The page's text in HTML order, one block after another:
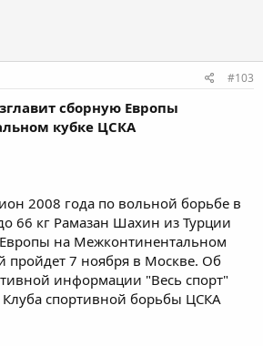
#103
сборную Европы
кубке ЦСКА
2008 года по вольной борьбе в
66 кг Рамазан Шахин из Турции
на Межконтинентальном
пройдет 7 ноября в Москве. Об
информации "Весь спорт"
спортивной борьбы ЦСКА